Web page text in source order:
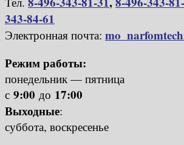
343-84-61
Электронная почта:
Режим работы:
понедельник — пятница
с 9:00 до 17:00
Выходные:
суббота, воскресенье